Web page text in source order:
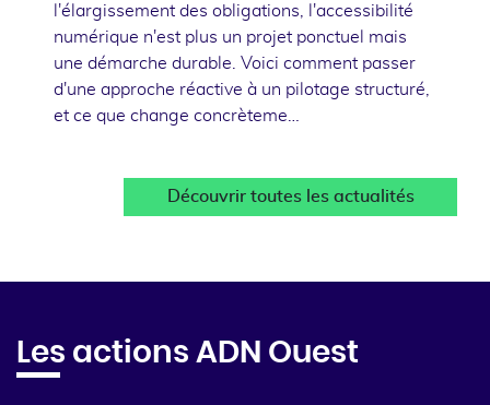
l'élargissement des obligations, l'accessibilité
numérique n'est plus un projet ponctuel mais
une démarche durable. Voici comment passer
d'une approche réactive à un pilotage structuré,
et ce que change concrèteme…
Découvrir toutes les actualités
Les actions ADN Ouest